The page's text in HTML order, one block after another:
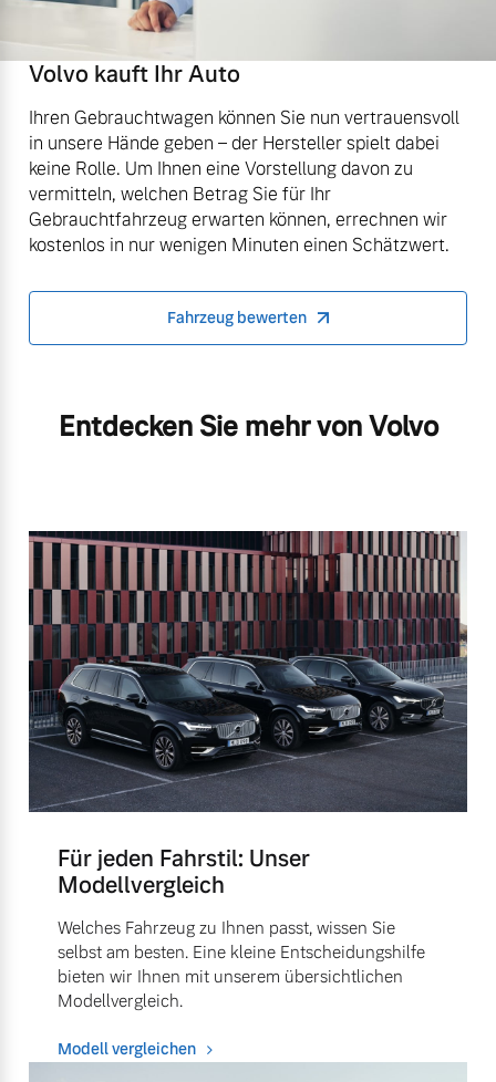
Volvo kauft Ihr Auto
Ihren Gebrauchtwagen können Sie nun vertrauensvoll
in unsere Hände geben – der Hersteller spielt dabei
keine Rolle. Um Ihnen eine Vorstellung davon zu
vermitteln, welchen Betrag Sie für Ihr
Gebrauchtfahrzeug erwarten können, errechnen wir
kostenlos in nur wenigen Minuten einen Schätzwert.
Fahrzeug bewerten
Entdecken Sie mehr von Volvo
Für jeden Fahrstil: Unser
Modellvergleich
Welches Fahrzeug zu Ihnen passt, wissen Sie
selbst am besten. Eine kleine Entscheidungshilfe
bieten wir Ihnen mit unserem übersichtlichen
Modellvergleich.
Modell vergleichen